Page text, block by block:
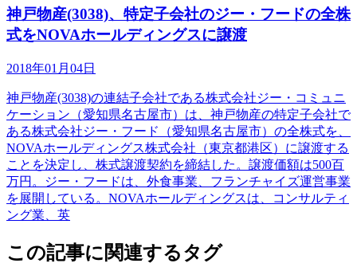
神戸物産(3038)、特定子会社のジー・フードの全株
式をNOVAホールディングスに譲渡
2018年01月04日
神戸物産(3038)の連結子会社である株式会社ジー・コミュニ
ケーション（愛知県名古屋市）は、神戸物産の特定子会社で
ある株式会社ジー・フード（愛知県名古屋市）の全株式を、
NOVAホールディングス株式会社（東京都港区）に譲渡する
ことを決定し、株式譲渡契約を締結した。譲渡価額は500百
万円。ジー・フードは、外食事業、フランチャイズ運営事業
を展開している。NOVAホールディングスは、コンサルティ
ング業、英
この記事に関連するタグ